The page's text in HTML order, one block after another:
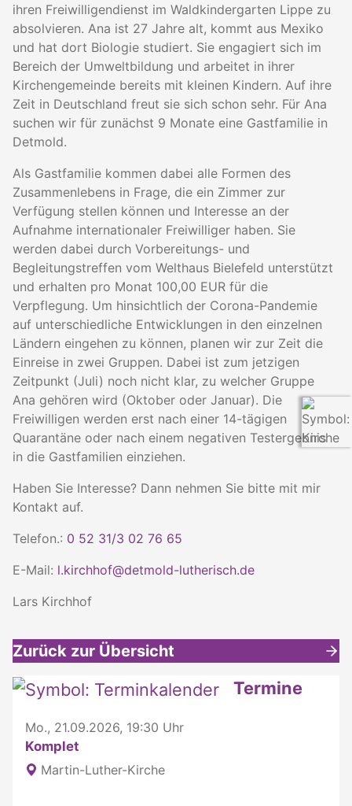
ihren Freiwilligendienst im Waldkindergarten Lippe zu
absolvieren. Ana ist 27 Jahre alt, kommt aus Mexiko
und hat dort Biologie studiert. Sie engagiert sich im
Bereich der Umweltbildung und arbeitet in ihrer
Kirchengemeinde bereits mit kleinen Kindern. Auf ihre
Zeit in Deutschland freut sie sich schon sehr. Für Ana
suchen wir für zunächst 9 Monate eine Gastfamilie in
Detmold.
Als Gastfamilie kommen dabei alle Formen des
Zusammenlebens in Frage, die ein Zimmer zur
Verfügung stellen können und Interesse an der
Aufnahme internationaler Freiwilliger haben. Sie
werden dabei durch Vorbereitungs- und
Begleitungstreffen vom Welthaus Bielefeld unterstützt
und erhalten pro Monat 100,00 EUR für die
Verpflegung. Um hinsichtlich der Corona-Pandemie
auf unterschiedliche Entwicklungen in den einzelnen
Ländern eingehen zu können, planen wir zur Zeit die
Einreise in zwei Gruppen. Dabei ist zum jetzigen
Zeitpunkt (Juli) noch nicht klar, zu welcher Gruppe
Ana gehören wird (Oktober oder Januar). Die
Freiwilligen werden erst nach einer 14-tägigen
Quarantäne oder nach einem negativen Testergebnis
in die Gastfamilien einziehen.
Haben Sie Interesse? Dann nehmen Sie bitte mit mir
Kontakt auf.
Telefon.: 0 52 31/3 02 76 65
E-Mail: l.kirchhof@detmold-lutherisch.de
Lars Kirchhof
Zurück zur Übersicht
Weitere interessante Inhalte Termine
Mo., 21.09.2026, 19:30 Uhr
Komplet
Martin-Luther-Kirche